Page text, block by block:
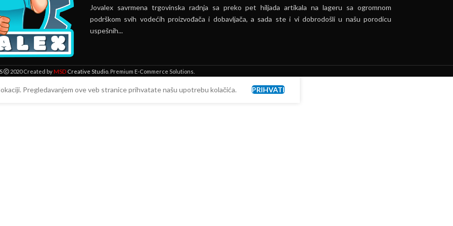
Jovalex savrmena trgovinska radnja sa preko pet hiljada artikala na lageru sa ogromnom
podrškom svih vodećih proizvođača i dobavljača, a sada ste i vi dobrodošli u našu porodicu
uspešnih...
2020 Created byMSDCreative Studio. Premium E-Commerce Solutions.
Pregledavanjem ove veb stranice prihvatate našu upotrebu kolačića. PRIHVATI